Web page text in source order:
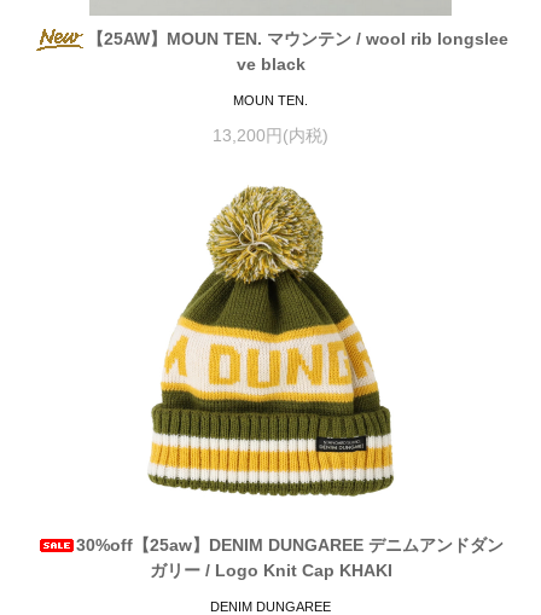
【25AW】MOUN TEN. マウンテン / wool rib longslee
ve black
MOUN TEN.
13,200円(内税)
30%off【25aw】DENIM DUNGAREE デニムアンドダン
ガリー / Logo Knit Cap KHAKI
DENIM DUNGAREE